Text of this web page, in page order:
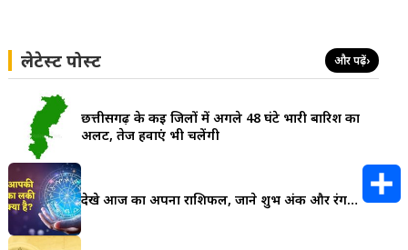
लेटेस्ट पोस्ट और पढ़ें›
छत्तीसगढ़ के कई जिलों में अगले 48 घंटे भारी बारिश का
अलर्ट, तेज हवाएं भी चलेंगी
देखे आज का अपना राशिफल, जाने शुभ अंक और रंग…